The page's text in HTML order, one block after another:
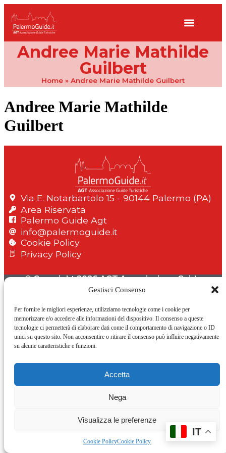
Gestisci Consenso
Per fornire le migliori esperienze, utilizziamo tecnologie come i cookie per
memorizzare e/o accedere alle informazioni del dispositivo. Il consenso a queste
tecnologie ci permetterà di elaborare dati come il comportamento di navigazione o ID
unici su questo sito. Non acconsentire o ritirare il consenso può influire negativamente
su alcune caratteristiche e funzioni.
Accetta
Nega
Visualizza le preferenze
Cookie PolicyCookie Policy
Andree Marie Mathilde
Guilbert
Home » Andree Marie Mathilde Guilbert
Andree Marie Mathilde
Guilbert
Via E. Notarbartolo 15 - 90144 Palermo (PA)
Area Riservata
Palermo Guide Agt
info@palermoguide.it
Cookie Policy
Privacy Policy
© Copyright 2026 AGT Associazione Guide
Turistiche Palermo C.F. 97081090827
IT